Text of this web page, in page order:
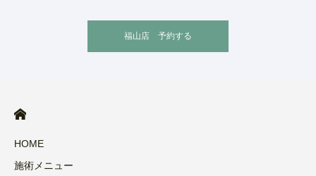
福山店 予約する
HOME
施術メニュー